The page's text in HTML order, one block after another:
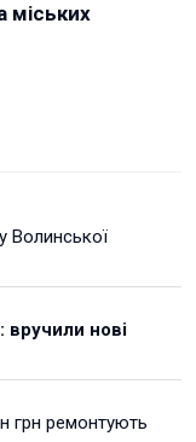
міських
Волинської
нові
грн ремонтують